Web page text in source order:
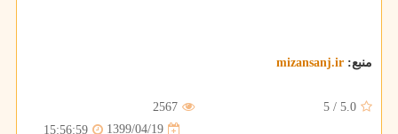
منبع: mizansanj.ir
5.0
/
5
2567
1399/04/19
15:56:59